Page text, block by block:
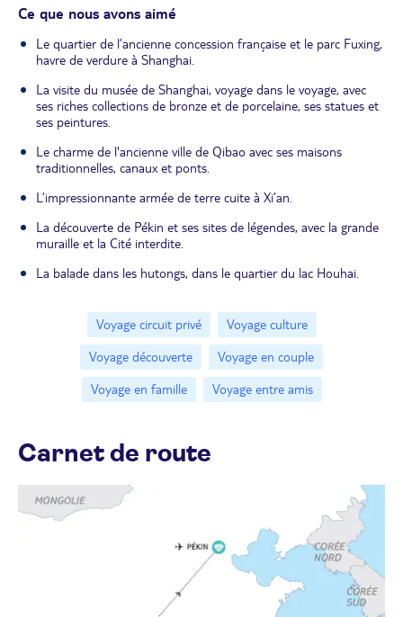
Ce que nous avons aimé
Le quartier de l’ancienne concession française et le parc Fuxing,
havre de verdure à Shanghai.
La visite du musée de Shanghai, voyage dans le voyage, avec
ses riches collections de bronze et de porcelaine, ses statues et
ses peintures.
Le charme de l'ancienne ville de Qibao avec ses maisons
traditionnelles, canaux et ponts.
L’impressionnante armée de terre cuite à Xi’an.
La découverte de Pékin et ses sites de légendes, avec la grande
muraille et la Cité interdite.
La balade dans les hutongs, dans le quartier du lac Houhai.
Voyage circuit privé
Voyage culture
Voyage découverte
Voyage en couple
Voyage en famille
Voyage entre amis
Carnet de route